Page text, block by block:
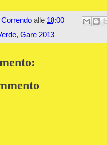
Correndo alle 18:00
, Gare 2013